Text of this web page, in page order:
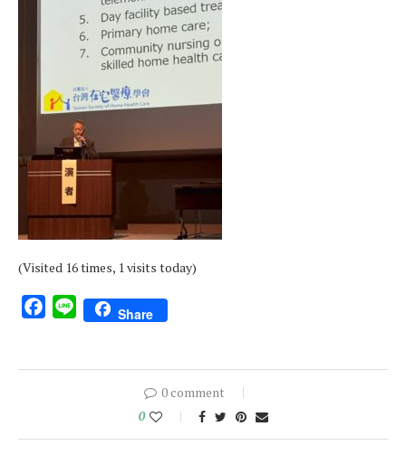
(Visited 16 times, 1 visits today)
Facebook
Line Share
0 comment
0